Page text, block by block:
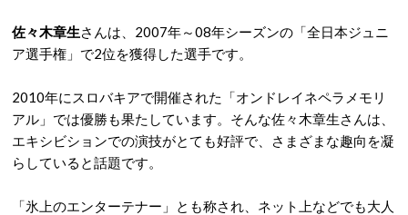
佐々木章生さんは、2007年～08年シーズンの「全日本ジュニ
ア選手権」で2位を獲得した選手です。
2010年にスロバキアで開催された「オンドレイネペラメモリ
アル」では優勝も果たしています。そんな佐々木章生さんは、
エキシビションでの演技がとても好評で、さまざまな趣向を凝
らしていると話題です。
「氷上のエンターテナー」とも称され、ネット上などでも大人